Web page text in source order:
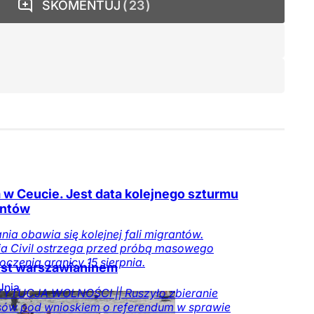
SKOMENTUJ 23
w Ceucie. Jest data kolejnego szturmu
obawia się kolejnej fali migrantów.
Civil ostrzega przed próbą masowego
granicy 15 sierpnia.
warszawianinem
WOLNOŚCI || Ruszyło zbieranie
pod wnioskiem o referendum w sprawie